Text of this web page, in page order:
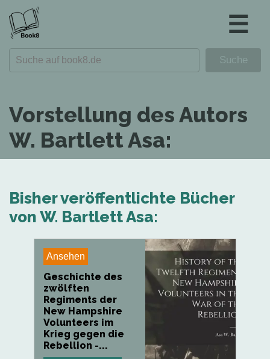
☰
Vorstellung des Autors
W. Bartlett Asa:
Bisher veröffentlichte Bücher
von W. Bartlett Asa:
Ansehen
Geschichte des
zwölften
Regiments der
New Hampshire
Volunteers im
Krieg gegen die
Rebellion -...